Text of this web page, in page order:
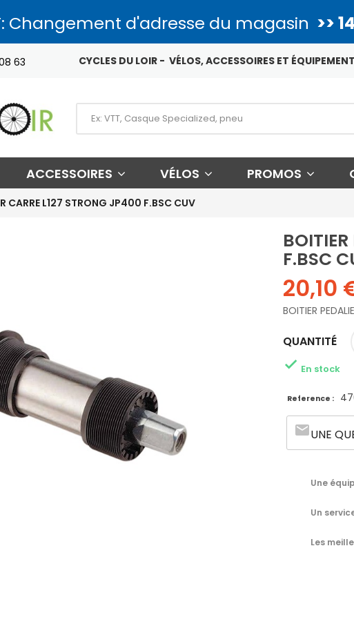
Changement d'adresse du magasin >>
63 CYCLES DU LOIR - VÉLOS, ACCESSOIRES ET
ACCESSOIRES VÉLOS PROMOS
CARRE L127 STRONG JP400 F.BSC CUV
F.BSC
20,10
BOITIER
QUANTITÉ
 En stock
Reference :
emailUNE
Une
Un
Les